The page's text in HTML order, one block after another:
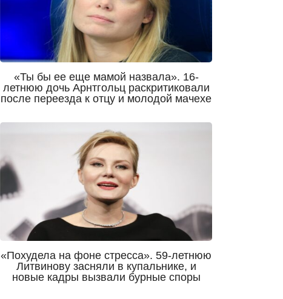
«Ты бы ее еще мамой назвала». 16-
летнюю дочь Арнтгольц раскритиковали
после переезда к отцу и молодой мачехе
«Похудела на фоне стресса». 59-летнюю
Литвинову засняли в купальнике, и
новые кадры вызвали бурные споры